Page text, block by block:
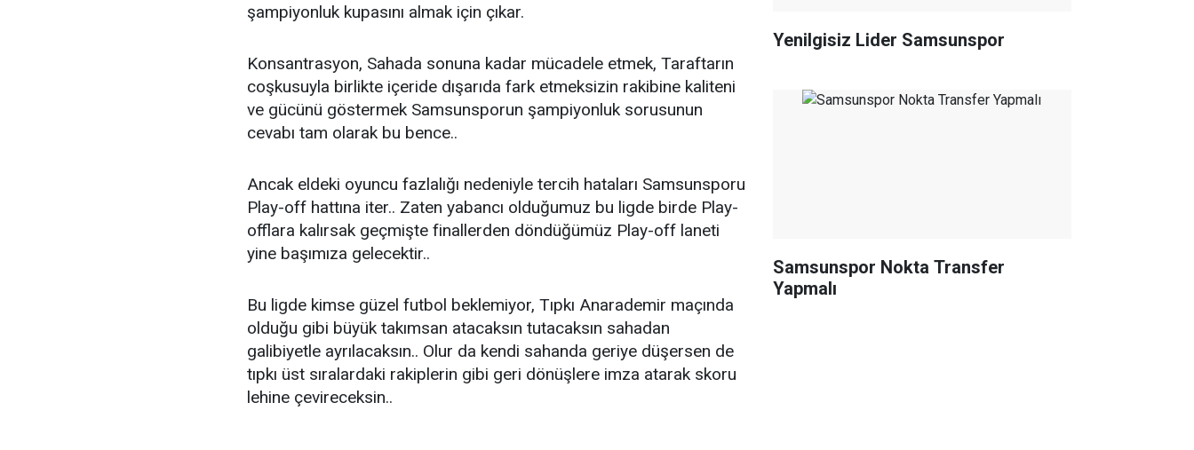
şampiyonluk kupasını almak için çıkar.
Konsantrasyon, Sahada sonuna kadar mücadele etmek, Taraftarın
coşkusuyla birlikte içeride dışarıda fark etmeksizin rakibine kaliteni
ve gücünü göstermek Samsunsporun şampiyonluk sorusunun
cevabı tam olarak bu bence..
Ancak eldeki oyuncu fazlalığı nedeniyle tercih hataları Samsunsporu
Play-off hattına iter.. Zaten yabancı olduğumuz bu ligde birde Play-
offlara kalırsak geçmişte finallerden döndüğümüz Play-off laneti
yine başımıza gelecektir..
Bu ligde kimse güzel futbol beklemiyor, Tıpkı Anarademir maçında
olduğu gibi büyük takımsan atacaksın tutacaksın sahadan
galibiyetle ayrılacaksın.. Olur da kendi sahanda geriye düşersen de
tıpkı üst sıralardaki rakiplerin gibi geri dönüşlere imza atarak skoru
lehine çevireceksin..
Yenilgisiz Lider Samsunspor
Samsunspor Nokta Transfer
Yapmalı